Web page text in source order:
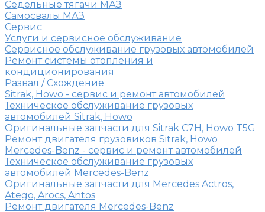
Седельные тягачи МАЗ
Самосвалы МАЗ
Сервис
Услуги и сервисное обслуживание
Сервисное обслуживание грузовых автомобилей
Ремонт системы отопления и
кондиционирования
Развал / Схождение
Sitrak, Howo - сервис и ремонт автомобилей
Техническое обслуживание грузовых
автомобилей Sitrak, Howo
Оригинальные запчасти для Sitrak C7H, Howo T5G
Ремонт двигателя грузовиков Sitrak, Howo
Mercedes-Benz - сервис и ремонт автомобилей
Техническое обслуживание грузовых
автомобилей Mercedes-Benz
Оригинальные запчасти для Mercedes Actros,
Atego, Arocs, Antos
Ремонт двигателя Mercedes-Benz